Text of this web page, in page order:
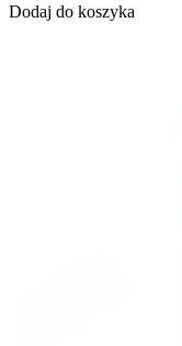
Dodaj do koszyka